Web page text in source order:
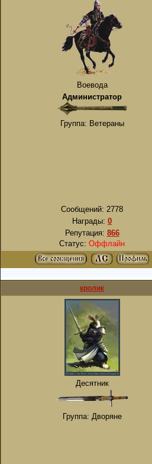
Воевода
Администратор
Группа: Ветераны
Сообщений: 2778
Награды: 0
Репутация: 866
Статус: Оффлайн
кролик
Десятник
Группа: Дворяне